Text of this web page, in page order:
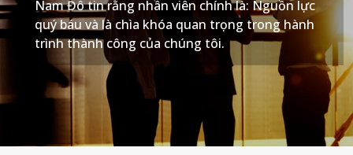
Nam Đô tin rằng nhân viên chính là: Nguồn lực
quý báu và là chìa khóa quan trọng trong hành
trình thành công của chúng tôi.